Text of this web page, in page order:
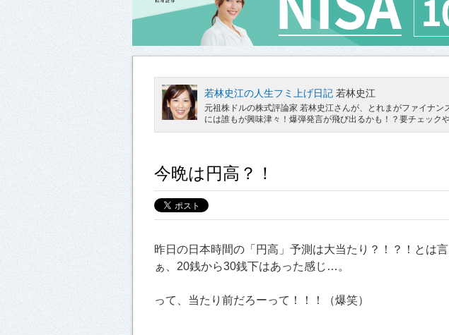
若林史江の人生フミ上げ日記 若林史江
元祖株ドルの株式評論家 若林史江さんが、とれまがファイナン
には誰もが興味津々！爆弾発言が飛び出るかも！？要チェックや
今晩は円高？！
昨日の日本時間の「円高」予測は大当たり？！？！とは
ぁ、20銭から30銭下はあった感じ…。
って、当たり前だろーって！！！（爆笑）